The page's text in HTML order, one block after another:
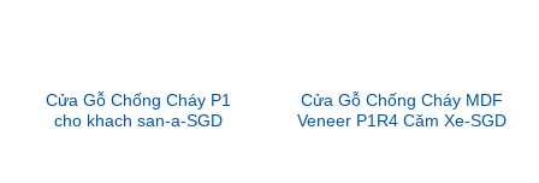
Cửa Gỗ Chống Cháy P1
cho khach san-a-SGD
Cửa Gỗ Chống Cháy MDF
Veneer P1R4 Căm Xe-SGD